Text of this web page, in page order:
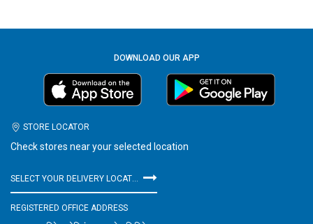
DOWNLOAD OUR APP
STORE LOCATOR
Check stores near your selected location
SELECT YOUR DELIVERY LOCATION
REGISTERED OFFICE ADDRESS